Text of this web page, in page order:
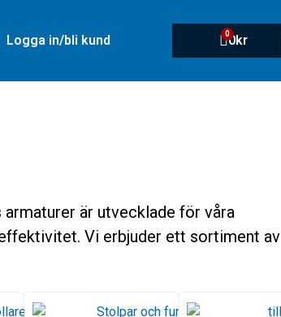
Logga in/bli kund 0kr
0
är utvecklade för våra
Vi erbjuder ett sortiment av